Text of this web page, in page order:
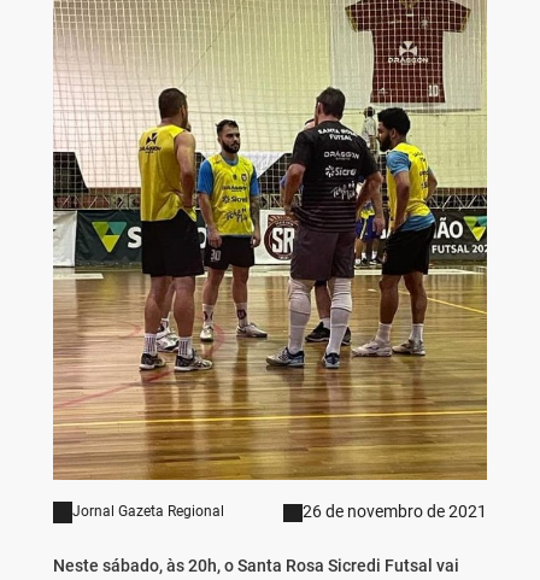
Jornal Gazeta Regional 26 de novembro de 2021
Neste sábado, às 20h, o Santa Rosa Sicredi Futsal vai